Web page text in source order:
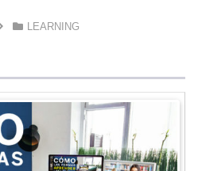
LEARNING